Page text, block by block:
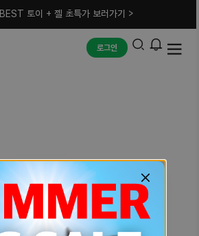
BEST 토이 + 젤 초특가 보러가기 >
로그인
예상치 못한 에러입니다.